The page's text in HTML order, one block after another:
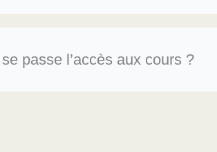
passe l’accès aux cours ?